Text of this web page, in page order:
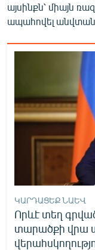
այսինքն՝ միայն
ապահովել
ԿԱՐԴԱՑԵՔ ՆԱԵՎ
Որևէ տեղ
տարածքի վրա